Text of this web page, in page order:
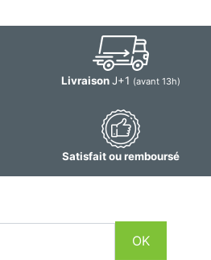
LivraisonJ+1 (avant 13h)
Satisfait ou remboursé
OK